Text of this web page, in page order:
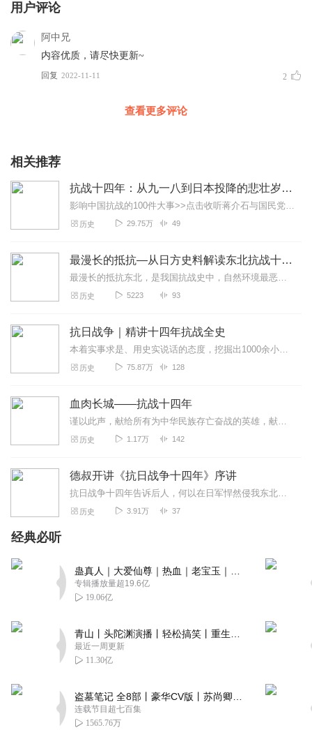
用户评论
阿中兄
内容优质，请尽快更新~
回复 2022-11-11 2
查看更多评论
相关推荐
抗战十四年：从九一八到日本投降的悲壮岁月丨抗日战争
影响中国抗战的100件大事>>点击收听蒋介石与国民党：从崛起到孤岛>>点击收听“历史是最好的教科书，也是最好的清醒剂。”一段波澜壮阔的历史，一场艰苦卓绝的抗争。...
历史 29.75万 49
最漫长的抵抗—从日方史料解读东北抗战十四年
最漫长的抵抗东北，是我国抗战史中，自然环境最恶劣，敌我力量对比最悬殊，拼杀最惨烈的战场，连抗联两任总司令都战死沙场，所以，我国对这段历史的记录显得破不全，特别...
历史 5223 93
抗日战争｜精讲十四年抗战全史
本着实事求是、用史实说话的态度，挖掘出1000余小时由各国记录的战场原声影像、10万张高清真实照片，整理手稿、通讯、报纸文摘等重要文献千余份。以时间为经、以事件...
历史 75.87万 128
血肉长城——抗战十四年
谨以此声，献给所有为中华民族存亡奋战的英雄，献给永不磨灭的民族魂！波澜壮阔的抗日战争，是近代史上中国人民反抗外敌入侵第一次取得完全胜利的民族解放战争，也是中华民...
历史 1.17万 142
德叔开讲《抗日战争十四年》序讲
抗日战争十四年告诉后人，何以在日军悍然侵我东北、虏我同胞，在“九一八事变”过去了漫长的六年，中国的宣战才姗姗来迟，“地无分南北，人不论老幼”……因为中华民族在那...
历史 3.91万 37
经典必听
专辑播放量超19.6亿
19.06亿
最近一周更新
11.30亿
连载节目超七百集
1565.76万